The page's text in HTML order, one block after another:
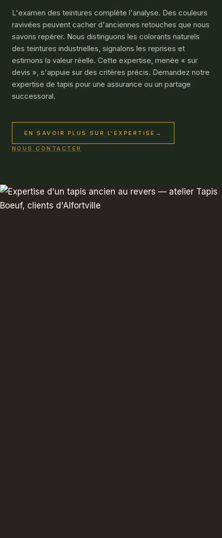
L'examen des teintures complète l'analyse. Des couleurs
ravivées peuvent cacher d'anciennes retouches que nous
savons repérer. Nous distinguons les colorants naturels
des teintures industrielles, signalons les reprises et
estimons la valeur réelle. Cette expertise, menée « sur
devis », s'appuie sur des critères précis. Demandez notre
expertise de tapis pour une assurance ou un partage
successoral.
EN SAVOIR PLUS SUR L'EXPERTISE →
NOUS CONTACTER